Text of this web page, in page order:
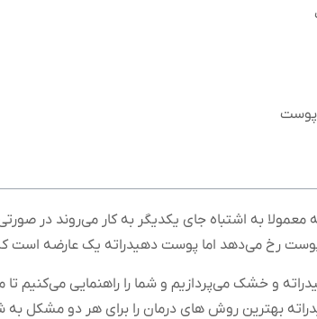
به اشتباه جای یکدیگر به کار می‌روند در
رخ می‌دهد اما پوست دهیدراته یک عارضه است
و خشک می‌پردازیم و شما را راهنمایی
بهترین روش های درمان را برای هر دو مشکل به